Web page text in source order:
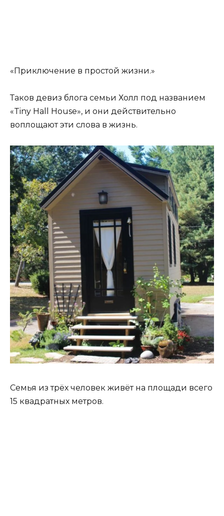
«Приключение в простой жизни.»
Таков девиз блога семьи Холл под названием
«Tiny Hall House», и они действительно
воплощают эти слова в жизнь.
Семья из трёх человек живёт на площади всего
15 квадратных метров.